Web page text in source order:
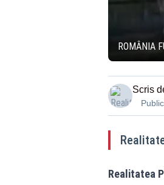
ROMÂNIA
Scris
Realitatea